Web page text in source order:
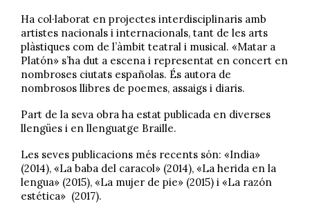
Ha col·laborat en projectes interdisciplinaris amb
artistes nacionals i internacionals, tant de les arts
plàstiques com de l’àmbit teatral i musical. «Matar a
Platón» s’ha dut a escena i representat en concert en
nombroses ciutats españolas. És autora de
nombrosos llibres de poemes, assaigs i diaris.
Part de la seva obra ha estat publicada en diverses
llengües i en llenguatge Braille.
Les seves publicacions més recents són: «India»
(2014), «La baba del caracol» (2014), «La herida en la
lengua» (2015), «La mujer de pie» (2015) i «La razón
estética» (2017).